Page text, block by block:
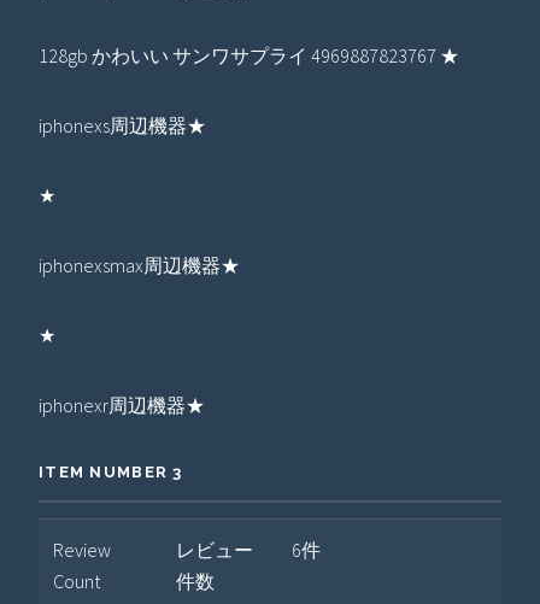
128gb かわいい サンワサプライ 4969887823767 ★
iphonexs周辺機器★
★
iphonexsmax周辺機器★
★
iphonexr周辺機器★
ITEM NUMBER 3
Review
Count
レビュー
件数
6件